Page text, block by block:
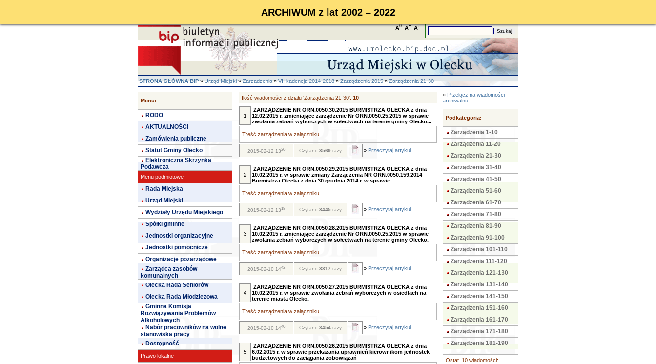
ARCHIWUM z lat 2002 – 2022
A0 A+ A-
STRONA GŁÓWNA BIP»Urząd Miejski»Zarządzenia»VII kadencja 2014-2018»Zarządzenia 2015»Zarządzenia 21-30
Menu:
RODO
AKTUALNOŚCI
Zamówienia publiczne
Statut Gminy Olecko
Elektroniczna Skrzynka
Podawcza
Menu podmiotowe
Rada Miejska
Urząd Miejski
Wydziały Urzędu Miejskiego
Spółki gminne
Jednostki organizacyjne
Jednostki pomocnicze
Organizacje pozarządowe
Zarządca zasobów
komunalnych
Olecka Rada Seniorów
Olecka Rada Młodzieżowa
Gminna Komisja
Rozwiązywania Problemów
Alkoholowych
Nabór pracowników na wolne
stanowiska pracy
Dostępność
Prawo lokalne
Ilość wiadomości z działu 'Zarządzenia 21-30': 10
1
ZARZĄDZENIE NR ORN.0050.30.2015 BURMISTRZA OLECKA z dnia
12.02.2015 r. zmieniające zarządzenie Nr ORN.0050.25.2015 w sprawie
zwołania zebrań wyborczych w sołectwach na terenie gminy Olecko...
Treść zarządzenia w załączniku...
2015-02-12 1320 Czytano:3569 razy » Przeczytaj artykuł
2
ZARZĄDZENIE NR ORN.0050.29.2015 BURMISTRZA OLECKA z dnia
10.02.2015 r. w sprawie zmiany Zarządzenia NR ORN.0050.159.2014
Burmistrza Olecka z dnia 30 grudnia 2014 r. w sprawie...
Treść zarządzenia w załączniku...
2015-02-12 1318 Czytano:3445razy » Przeczytaj artykuł
3
ZARZĄDZENIE NR ORN.0050.28.2015 BURMISTRZA OLECKA z dnia
10.02.2015 r. zmieniające zarządzenie Nr ORN.0050.25.2015 w sprawie
zwołania zebrań wyborczych w sołectwach na terenie gminy Olecko.
Treść zarządzenia w załączniku...
2015-02-10 1442 Czytano:3317 razy » Przeczytaj artykuł
4
ZARZĄDZENIE NR ORN.0050.27.2015 BURMISTRZA OLECKA z dnia
10.02.2015 r. w sprawie zwołania zebrań wyborczych w osiedlach na
terenie miasta Olecko.
Treść zarządzenia w załączniku...
2015-02-10 1440 Czytano:3454razy » Przeczytaj artykuł
5
ZARZĄDZENIE NR ORN.0050.26.2015 BURMISTRZA OLECKA z dnia
6.02.2015 r. w sprawie przekazania uprawnień kierownikom jednostek
budżetowych do zaciągania zobowiązań
» Przełącz na wiadomości
archiwalne
Podkategoria:
Zarządzenia 1-10
Zarządzenia 11-20
Zarządzenia 21-30
Zarządzenia 31-40
Zarządzenia 41-50
Zarządzenia 51-60
Zarządzenia 61-70
Zarządzenia 71-80
Zarządzenia 81-90
Zarządzenia 91-100
Zarządzenia 101-110
Zarządzenia 111-120
Zarządzenia 121-130
Zarządzenia 131-140
Zarządzenia 141-150
Zarządzenia 151-160
Zarządzenia 161-170
Zarządzenia 171-180
Zarządzenia 181-190
Ostat. 10 wiadomości: